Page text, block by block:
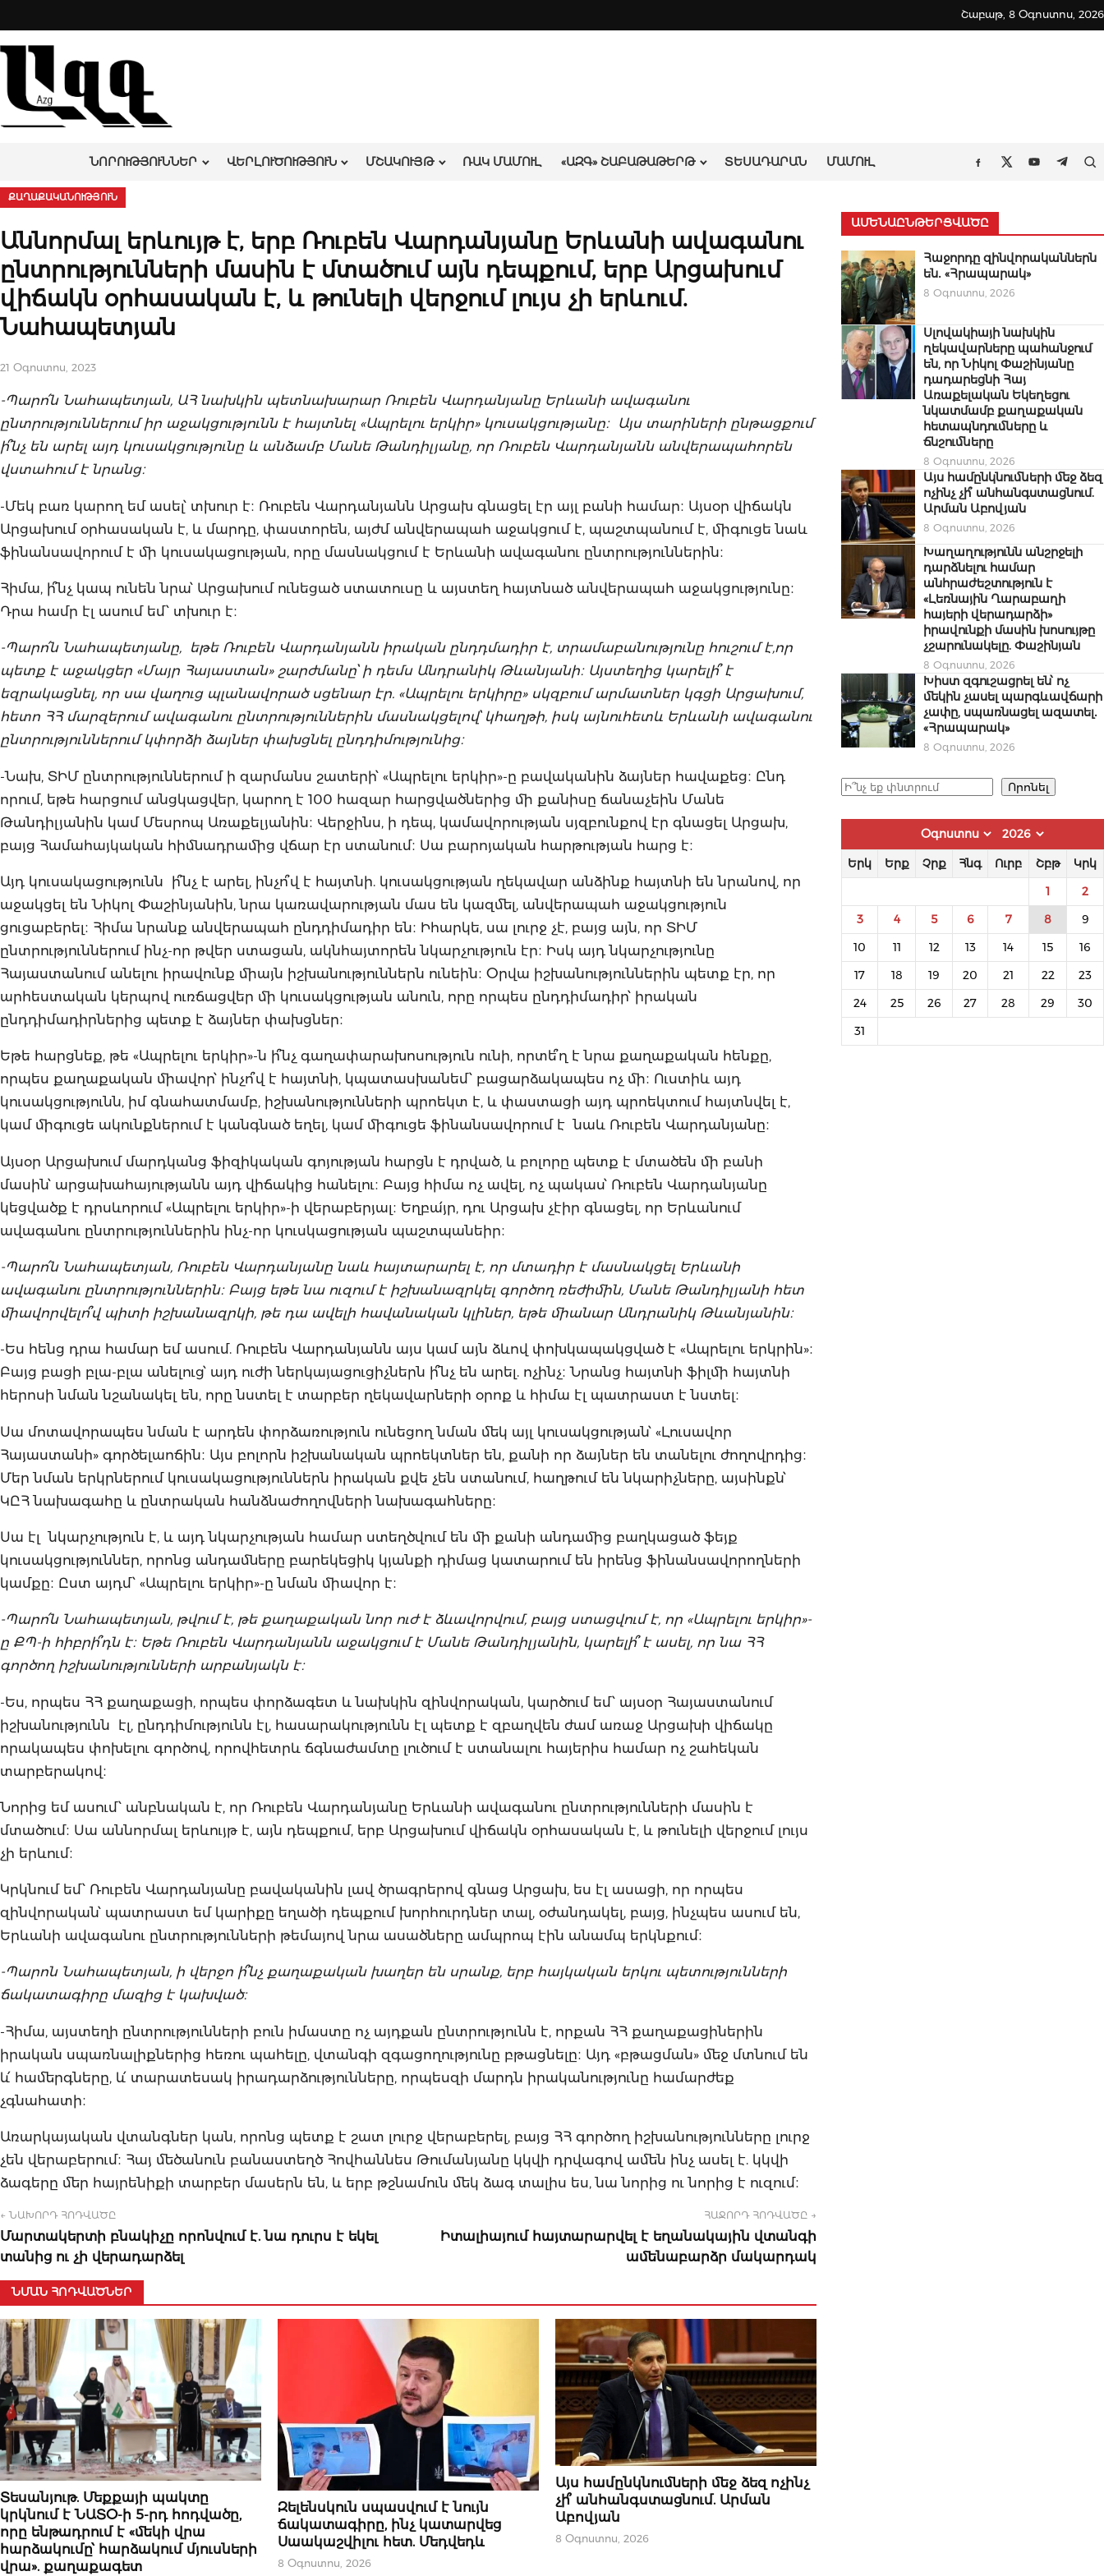
to
content
Շաբաթ, 8 Օգոստոս, 2026
ՆՈՐՈՒԹՅՈՒՆՆԵՐ ՎԵՐԼՈՒԾՈՒԹՅՈՒՆ ՄՇԱԿՈՒՅԹ ՌԱԿ ՄԱՄՈՒԼ «ԱԶԳ» ՇԱԲԱԹԱԹԵՐԹ ՏԵՍԱԴԱՐԱՆ ՄԱՄՈՒԼ
Facebook
TwitterYoutube
ՔԱՂԱՔԱԿԱՆՈՒԹՅՈՒՆ
Աննորմալ երևույթ է, երբ Ռուբեն Վարդանյանը Երևանի ավագանու
ընտրությունների մասին է մտածում այն դեպքում, երբ Արցախում
վիճակն օրհասական է, և թունելի վերջում լույս չի երևում.
Նահապետյան
21 Օգոստոս, 2023
-Պարո՛ն Նահապետյան, ԱՀ նախկին պետնախարար Ռուբեն Վարդանյանը Երևանի ավագանու
ընտրություններում իր աջակցությունն է հայտնել «Ապրելու երկիր» կուսակցությանը։ Այս տարիների ընթացքում
ի՞նչ են արել այդ կուսակցությունը և անձամբ Մանե Թանդիլյանը, որ Ռուբեն Վարդանյանն անվերապահորեն
վստահում է նրանց։
-Մեկ բառ կարող եմ ասել՝ տխուր է։ Ռուբեն Վարդանյանն Արցախ գնացել էր այլ բանի համար։ Այսօր վիճակն
Արցախում օրհասական է, և մարդը, փաստորեն, այժմ անվերապահ աջակցում է, պաշտպանում է, միգուցե նաև
ֆինանսավորում է մի կուսակացության, որը մասնակցում է Երևանի ավագանու ընտրություններին։
Հիմա, ի՞նչ կապ ունեն նրա՝ Արցախում ունեցած ստատուսը և այստեղ հայտնած անվերապահ աջակցությունը։
Դրա համր էլ ասում եմ՝ տխուր է։
-Պարո՛ն Նահապետյանը, եթե Ռուբեն Վարդանյանն իրական ընդդմադիր է, տրամաբանությունը հուշում է,որ
պետք է աջակցեր «Մայր Հայաստան» շարժմանը՝ ի դեմս Անդրանիկ Թևանյանի։ Այստեղից կարելի՞ է
եզրակացնել, որ սա վաղուց պլանավորած սցենար էր. «Ապրելու երկիրը» սկզբում արմատներ կգցի Արցախում,
հետո ՀՀ մարզերում ավագանու ընտրություններին մասնակցելով՝ կհաղթի, իսկ այնուհետև Երևանի ավագանու
ընտրություններում կփորձի ձայներ փախցնել ընդդիմությունից։
-Նախ, ՏԻՄ ընտրություններում ի զարմանս շատերի՝ «Ապրելու երկիր»-ը բավականին ձայներ հավաքեց։ Ընդ
որում, եթե հարցում անցկացվեր, կարող է 100 հազար հարցվածներից մի քանիսը ճանաչեին Մանե
Թանդիլյանին կամ Մեսրոպ Առաքելյանին։ Վերջինս, ի դեպ, կամավորության սյզբունքով էր գնացել Արցախ,
բայց Համահայկական հիմնադրամից վճար էր ստանում։ Սա բարոյական հարթության հարց է։
Այդ կուսակացությունն ի՞նչ է արել, ինչո՞վ է հայտնի. կուսակցության ղեկավար անձինք հայտնի են նրանով, որ
աջակցել են Նիկոլ Փաշինյանին, նրա կառավարության մաս են կազմել, անվերապահ աջակցություն
ցուցաբերել։ Հիմա նրանք անվերապահ ընդդիմադիր են։ Իհարկե, սա լուրջ չէ, բայց այն, որ ՏԻՄ
ընտրություններում ինչ-որ թվեր ստացան, ակնհայտորեն նկարչություն էր։ Իսկ այդ նկարչությունը
Հայաստանում անելու իրավունք միայն իշխանություններն ունեին։ Օրվա իշխանություններին պետք էր, որ
արհեստական կերպով ուռճացվեր մի կուսակցության անուն, որը որպես ընդդիմադիր՝ իրական
ընդդիմադիրներից պետք է ձայներ փախցներ։
Եթե հարցնեք, թե «Ապրելու երկիր»-ն ի՞նչ գաղափարախոսություն ունի, որտե՞ղ է նրա քաղաքական հենքը,
որպես քաղաքական միավոր՝ ինչո՞վ է հայտնի, կպատասխանեմ՝ բացարձակապես ոչ մի։ Ուստիև այդ
կուսակցությունն, իմ գնահատմամբ, իշխանությունների պրոեկտ է, և փաստացի այդ պրոեկտում հայտնվել է,
կամ միգուցե ակունքներում է կանգնած եղել, կամ միգուցե ֆինանսավորում է նաև Ռուբեն Վարդանյանը։
Այսօր Արցախում մարդկանց ֆիզիկական գոյության հարցն է դրված, և բոլորը պետք է մտածեն մի բանի
մասին՝ արցախահայությանն այդ վիճակից հանելու։ Բայց հիմա ոչ ավել, ոչ պակաս՝ Ռուբեն Վարդանյանը
կեցվածք է դրսևորում «Ապրելու երկիր»-ի վերաբերյալ։ Եղբա՛յր, դու Արցախ չէիր գնացել, որ Երևանում
ավագանու ընտրություններին ինչ-որ կուսկացության պաշտպանեիր։
-Պարո՛ն Նահապետյան, Ռուբեն Վարդանյանը նաև հայտարարել է, որ մտադիր է մասնակցել Երևանի
ավագանու ընտրություններին։ Բայց եթե նա ուզում է իշխանազրկել գործող ռեժիմին, Մանե Թանդիլյանի հետ
միավորվելո՞վ պիտի իշխանազրկի, թե դա ավելի հավանական կլիներ, եթե միանար Անդրանիկ Թևանյանին։
-Ես հենց դրա համար եմ ասում. Ռուբեն Վարդանյանն այս կամ այն ձևով փոխկապակցված է «Ապրելու երկրին»։
Բայց բացի բլա-բլա անելուց՝ այդ ուժի ներկայացուցիչներն ի՞նչ են արել. ոչինչ։ Նրանց հայտնի ֆիլմի հայտնի
հերոսի նման նշանակել են, որը նստել է տարբեր ղեկավարների օրոք և հիմա էլ պատրաստ է նստել։
Սա մոտավորապես նման է արդեն փորձառություն ունեցող նման մեկ այլ կուսակցության՝ «Լուսավոր
Հայաստանի» գործելաոճին։ Այս բոլորն իշխանական պրոեկտներ են, քանի որ ձայներ են տանելու ժողովրդից։
Մեր նման երկրներում կուսակացություններն իրական քվե չեն ստանում, հաղթում են նկարիչները, այսինքն՝
ԿԸՀ նախագահը և ընտրական հանձնաժողովների նախագահները։
Սա էլ նկարչություն է, և այդ նկարչության համար ստեղծվում են մի քանի անդամից բաղկացած ֆեյք
կուսակցություններ, որոնց անդամները բարեկեցիկ կյանքի դիմաց կատարում են իրենց ֆինանսավորողների
կամքը։ Ըստ այդմ՝ «Ապրելու երկիր»-ը նման միավոր է։
-Պարո՛ն Նահապետյան, թվում է, թե քաղաքական նոր ուժ է ձևավորվում, բայց ստացվում է, որ «Ապրելու երկիր»-
ը ՔՊ-ի հիբրի՞դն է։ Եթե Ռուբեն Վարդանյանն աջակցում է Մանե Թանդիլյանին, կարելի՞ է ասել, որ նա ՀՀ
գործող իշխանությունների արբանյակն է։
-Ես, որպես ՀՀ քաղաքացի, որպես փորձագետ և նախկին զինվորական, կարծում եմ՝ այսօր Հայաստանում
իշխանությունն էլ, ընդդիմությունն էլ, հասարակությունն էլ պետք է զբաղվեն ժամ առաջ Արցախի վիճակը
որակապես փոխելու գործով, որովհետրև ճգնաժամտը լուծում է ստանալու հայերիս համար ոչ շահեկան
տարբերակով։
Նորից եմ ասում՝ անբնական է, որ Ռուբեն Վարդանյանը Երևանի ավագանու ընտրությունների մասին է
մտածում։ Սա աննորմալ երևույթ է, այն դեպքում, երբ Արցախում վիճակն օրհասական է, և թունելի վերջում լույս
չի երևում։
Կրկնում եմ՝ Ռուբեն Վարդանյանը բավականին լավ ծրագրերով գնաց Արցախ, ես էլ ասացի, որ որպես
զինվորական՝ պատրաստ եմ կարիքը եղածի դեպքում խորհուրդներ տալ, օժանդակել, բայց, ինչպես ասում են,
Երևանի ավագանու ընտրությունների թեմայով նրա ասածները ամպրոպ էին անամպ երկնքում։
-Պարոն Նահապետյան, ի վերջո ի՞նչ քաղաքական խաղեր են սրանք, երբ հայկական երկու պետությունների
ճակատագիրը մազից է կախված։
-Հիմա, այստեղի ընտրությունների բուն իմաստը ոչ այդքան ընտրությունն է, որքան ՀՀ քաղաքացիներին
իրական սպառնալիքներից հեռու պահելը, վտանգի զգացողությունը բթացնելը։ Այդ «բթացման» մեջ մտնում են
և՛ համերգները, և՛ տարատեսակ իրադարձությունները, որպեսզի մարդն իրականությունը համարժեք
չգնահատի։
Առարկայական վտանգներ կան, որոնց պետք է շատ լուրջ վերաբերել, բայց ՀՀ գործող իշխանությունները լուրջ
չեն վերաբերում։ Հայ մեծանուն բանաստեղծ Հովհաննես Թումանյանը կկվի դրվագով ամեն ինչ ասել է. կկվի
ձագերը մեր հայրենիքի տարբեր մասերն են, և երբ թշնամուն մեկ ձագ տալիս ես, նա նորից ու նորից է ուզում։
← ՆԱԽՈՐԴ ՀՈԴՎԱԾԸ
Մարտակերտի բնակիչը որոնվում է. նա դուրս է եկել
տանից ու չի վերադարձել
ՀԱՋՈՐԴ ՀՈԴՎԱԾԸ →
Իտալիայում հայտարարվել է եղանակային վտանգի
ամենաբարձր մակարդակ
ՆՄԱՆ ՀՈԴՎԱԾՆԵՐ
ՔԱՂԱՔԱԿԱՆՈՒԹՅՈՒՆ
Տեսանյութ. Մեքքայի պակտը
կրկնում է ՆԱՏՕ-ի 5-րդ հոդվածը,
որը ենթադրում է «մեկի վրա
հարձակումը՝ հարձակում մյուսների
վրա». քաղաքագետ
ՔԱՂԱՔԱԿԱՆՈՒԹՅՈՒՆ
Զելենսկուն սպասվում է նույն
ճակատագիրը, ինչ կատարվեց
Սաակաշվիլու հետ. Մեդվեդև
8 Օգոստոս, 2026
ԿԱՐԵՎՈՐԸ
Այս համընկնումների մեջ ձեզ ոչինչ
չի՞ անհանգստացնում. Արման
Աբովյան
8 Օգոստոս, 2026
ԱՄԵՆԱԸՆԹԵՐՑՎԱԾԸ
Հաջորդը զինվորականներն
են․ «Հրապարակ»
8 Օգոստոս, 2026
Սլովակիայի նախկին
ղեկավարները պահանջում
են, որ Նիկոլ Փաշինյանը
դադարեցնի Հայ
Առաքելական Եկեղեցու
նկատմամբ քաղաքական
հետապնդումները և
ճնշումները
8 Օգոստոս, 2026
Այս համընկնումների մեջ ձեզ
ոչինչ չի՞ անհանգստացնում.
Արման Աբովյան
8 Օգոստոս, 2026
Խաղաղությունն անշրջելի
դարձնելու համար
անհրաժեշտություն է
«Լեռնային Ղարաբաղի
հայերի վերադարձի»
իրավունքի մասին խոսույթը
չշարունակելը. Փաշինյան
8 Օգոստոս, 2026
Խիստ զգուշացրել են՝ ոչ
մեկին չասել պարգևավճարի
չափը, սպառնացել ազատել․
«Հրապարակ»
8 Օգոստոս, 2026
Որոնել Որոնել
Երկ Երք Չրք Հնգ Ուրբ Շբթ Կրկ
1 2
3 4 5 6 7 8 9
10 11 12 13 14 15 16
17 18 19 20 21 22 23
24 25 26 27 28 29 30
31